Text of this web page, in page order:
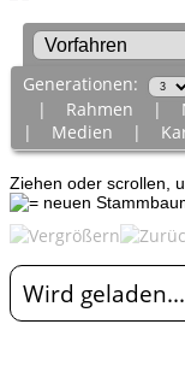
Generationen:
| Rahmen |
| Medien |
Ziehen oder scrollen,
Wird geladen...